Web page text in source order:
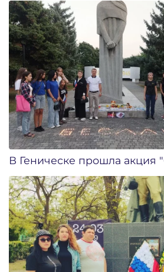
В Геническе прошла акция